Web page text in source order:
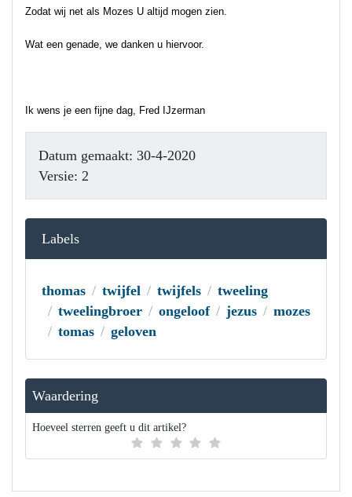
Zodat wij net als Mozes U altijd mogen zien.
Wat een genade, we danken u hiervoor.
Ik wens je een fijne dag, Fred IJzerman
Datum gemaakt: 30-4-2020
Versie: 2
Labels
thomas twijfel twijfels
tweeling
tweelingbroer
ongeloof jezus
mozes
tomas
geloven
Waardering
Hoeveel sterren geeft u dit artikel?